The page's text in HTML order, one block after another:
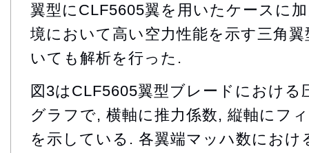
翼型にCLF5605翼を用いたケースに
境において高い空力性能を示す三角
いても解析を行った.
図3はCLF5605翼型ブレードにおける
グラフで, 横軸に推力係数, 縦軸にフ
を示している. 各翼端マッハ数におけ